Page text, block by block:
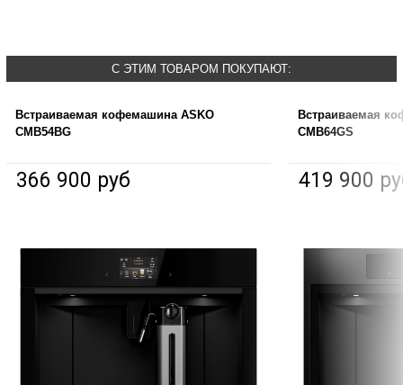
С ЭТИМ ТОВАРОМ ПОКУПАЮТ:
Встраиваемая кофемашина ASKO
CMB54BG
366 900 руб
Встраиваемая
CMB64GS
419 900